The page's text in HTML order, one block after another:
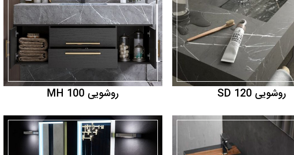
روشویی MH 100 روشویی SD 120